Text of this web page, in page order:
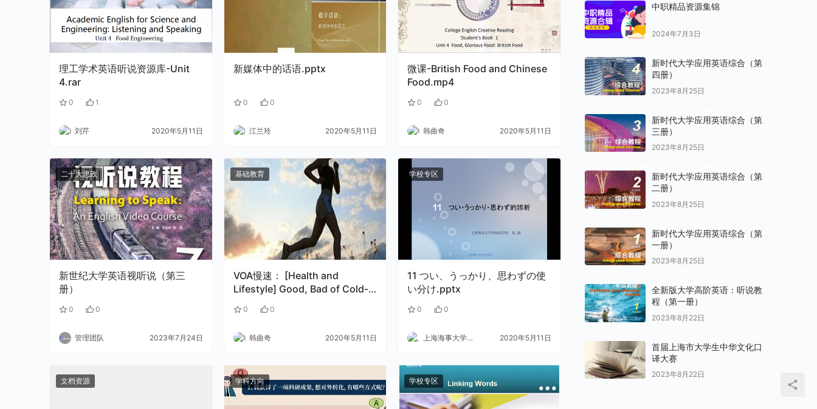
理工学术英语听说资源库-Unit
4.rar
0 1
刘芹 2020年5月11日
新媒体中的话语.pptx
0 0
江兰玲 2020年5月11日
微课-British Food and Chinese
Food.mp4
0 0
韩曲奇 2020年5月11日
二十大思政
新世纪大学英语视听说（第三
册）
0 0
管理团队 2023年7月24日
基础教育
VOA慢速： [Health and
Lifestyle] Good, Bad of Cold-
0 0
韩曲奇 2020年5月11日
学校专区
11 つい、うっかり、思わずの使
い分け.pptx
0 0
上海海事大学外语 2020年5月11日
文档资源 学科方向 学校专区
中职精品资源集锦
2024年7月3日
新时代大学应用英语综合（第
四册）
2023年8月25日
新时代大学应用英语综合（第
三册）
2023年8月25日
新时代大学应用英语综合（第
二册）
2023年8月25日
新时代大学应用英语综合（第
一册）
2023年8月25日
全新版大学高阶英语：听说教
程（第一册）
2023年8月22日
首届上海市大学生中华文化口
译大赛
2023年8月22日